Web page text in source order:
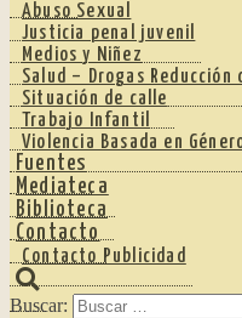
Abuso Sexual
Justicia penal juvenil
Medios y Niñez
Salud – Drogas Reducción
Situación de calle
Trabajo Infantil
Violencia Basada en
Fuentes
Mediateca
Biblioteca
Contacto
Contacto Publicidad
Buscar: